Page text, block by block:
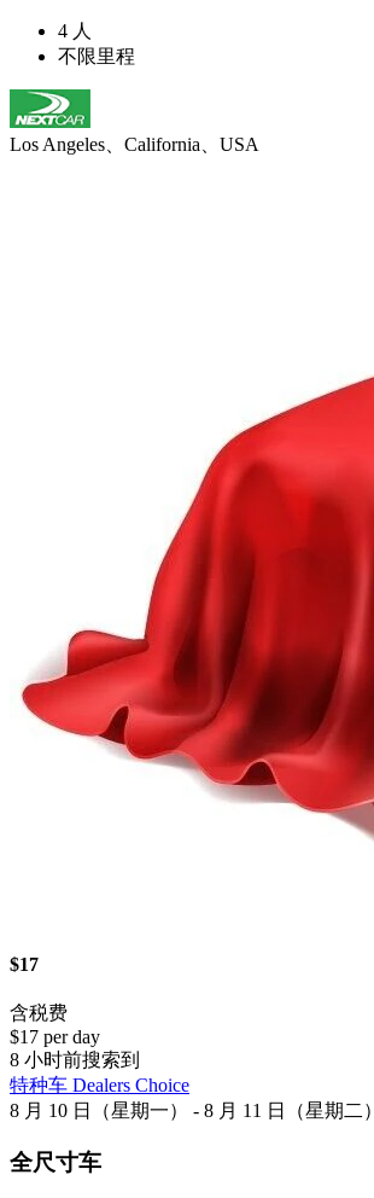
4 人
不限里程
Los Angeles、California、USA
$17
含税费
$17 per day
8 小时前搜索到
特种车 Dealers Choice
8 月 10 日（星期一） - 8 月 11 日（星期二）
全尺寸车